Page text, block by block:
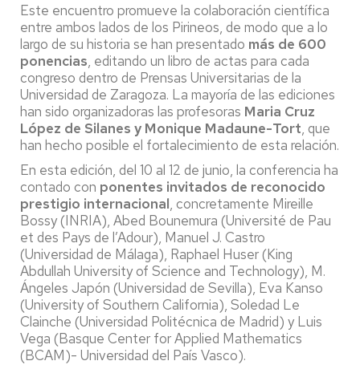
Este encuentro promueve la colaboración científica
entre ambos lados de los Pirineos, de modo que a lo
largo de su historia se han presentado más de 600
ponencias, editando un libro de actas para cada
congreso dentro de Prensas Universitarias de la
Universidad de Zaragoza. La mayoría de las ediciones
han sido organizadoras las profesoras Maria Cruz
López de Silanes y Monique Madaune-Tort, que
han hecho posible el fortalecimiento de esta relación.
En esta edición, del 10 al 12 de junio, la conferencia ha
contado con ponentes invitados de reconocido
prestigio internacional, concretamente Mireille
Bossy (INRIA), Abed Bounemura (Université de Pau
et des Pays de l’Adour), Manuel J. Castro
(Universidad de Málaga), Raphael Huser (King
Abdullah University of Science and Technology), M.
Ángeles Japón (Universidad de Sevilla), Eva Kanso
(University of Southern California), Soledad Le
Clainche (Universidad Politécnica de Madrid) y Luis
Vega (Basque Center for Applied Mathematics
(BCAM)- Universidad del País Vasco).